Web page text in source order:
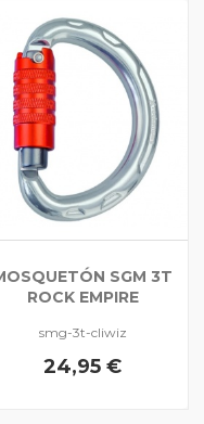
SGM 3T
ROCK EMPIRE
smg-3t-cliwiz
24,95 €